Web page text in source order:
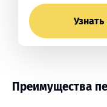
Преимущества